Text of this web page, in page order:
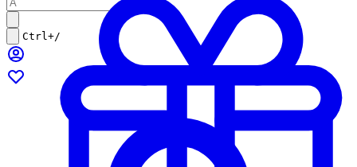
Ctrl+/